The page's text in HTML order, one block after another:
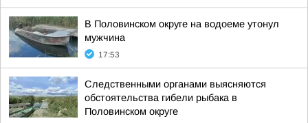
В Половинском округе на водоеме утонул
мужчина
17:53
Следственными органами выясняются
обстоятельства гибели рыбака в
Половинском округе